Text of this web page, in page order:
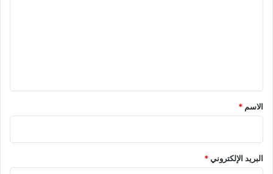
*
الاسم *
البريد الإلكتروني*